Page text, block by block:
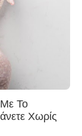
Το
Χωρίς